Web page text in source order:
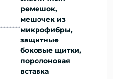
ремешок,
мешочек из
микрофибры,
защитные
боковые щитки,
поролоновая
вставка